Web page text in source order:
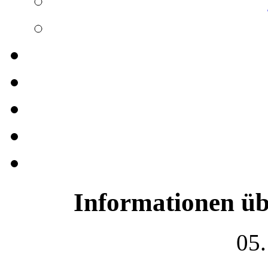
Informationen